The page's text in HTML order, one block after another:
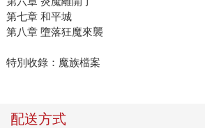
第七章 和平城
第八章 墮落狂魔來襲
特別收錄：魔族檔案
配送方式